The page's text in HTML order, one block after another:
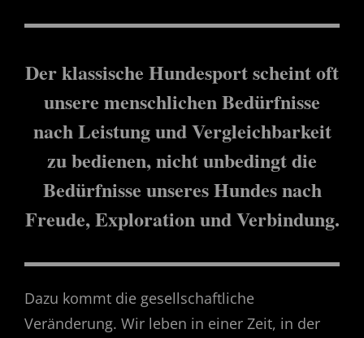
Der klassische Hundesport scheint oft
unsere menschlichen Bedürfnisse
nach Leistung und Vergleichbarkeit
zu bedienen, nicht unbedingt die
Bedürfnisse unseres Hundes nach
Freude, Exploration und Verbindung.
Dazu kommt die gesellschaftliche
Veränderung. Wir leben in einer Zeit, in der